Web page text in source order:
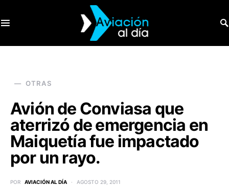
OTRAS
Avión de Conviasa que
aterrizó de emergencia en
Maiquetía fue impactado
por un rayo.
POR AVIACIÓN AL DÍA AGOSTO 29, 2011